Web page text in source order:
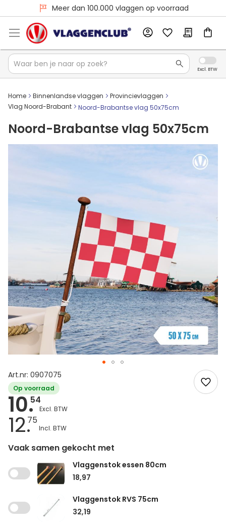
Meer dan 100.000 vlaggen op voorraad
Voor 16:00 besteld, dezelfde dag verzonden
Home Binnenlandse vlaggen
Provincievlaggen
Vlag Noord-Brabant
Noord-Brabantse vlag 50x75cm
Noord-Brabantse vlag 50x75cm
Art.nr: 0907075
Op voorraad
10.54
12.75
Vaak samen gekocht met
Vlaggenstok essen 80cm
18,97
Vlaggenstok RVS 75cm
32,19